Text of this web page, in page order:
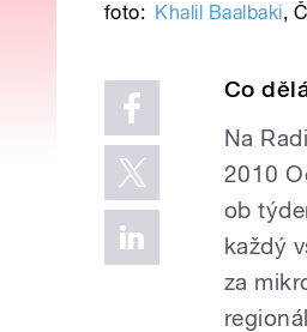
foto: Khalil Baalbaki,
Co
Na
2010
ob
každý
za